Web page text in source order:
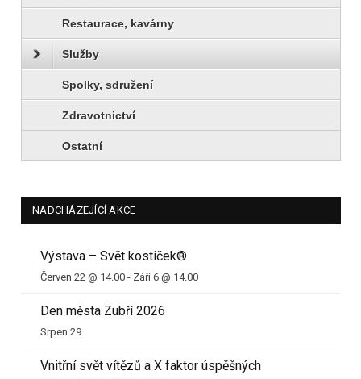
Restaurace, kavárny
Služby
Spolky, sdružení
Zdravotnictví
Ostatní
NADCHÁZEJÍCÍ AKCE
Výstava – Svět kostiček®
Červen 22 @ 14.00 - Září 6 @ 14.00
Den města Zubří 2026
Srpen 29
Vnitřní svět vítězů a X faktor úspěšných